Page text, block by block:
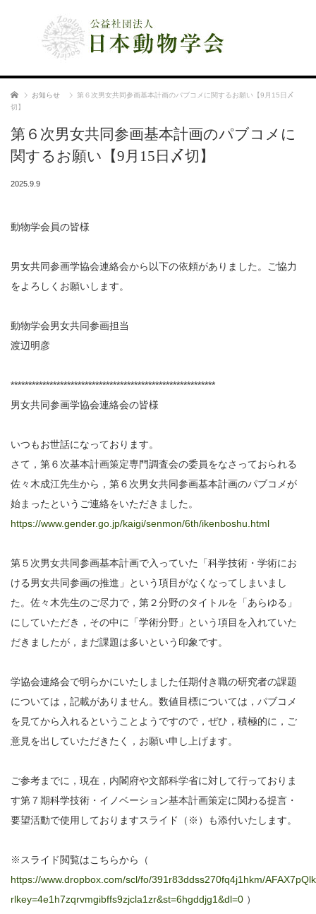
ホーム お知らせ
第６次男女共同参画基本計画のパブコメに関するお願い【9月15日〆
切】
第６次男女共同参画基本計画のパブコメに
関するお願い【9月15日〆切】
2025.9.9
動物学会員の皆様
男女共同参画学協会連絡会から以下の依頼がありました。ご協力
をよろしくお願いします。
動物学会男女共同参画担当
渡辺明彦
**********************************************************
男女共同参画学協会連絡会の皆様
いつもお世話になっております。
さて，第６次基本計画策定専門調査会の委員をなさっておられる
佐々木成江先生から，第６次男女共同参画基本計画のパブコメが
始まったというご連絡をいただきました。
https://www.gender.go.jp/kaigi/senmon/6th/ikenboshu.html
第５次男女共同参画基本計画で入っていた「科学技術・学術にお
ける男女共同参画の推進」という項目がなくなってしまいまし
た。佐々木先生のご尽力で，第２分野のタイトルを「あらゆる」
にしていただき，その中に「学術分野」という項目を入れていた
だきましたが，まだ課題は多いという印象です。
学協会連絡会で明らかにいたしました任期付き職の研究者の課題
については，記載がありません。数値目標については，パブコメ
を見てから入れるということようですので，ぜひ，積極的に，ご
意見を出していただきたく，お願い申し上げます。
ご参考までに，現在，内閣府や文部科学省に対して行っておりま
す第７期科学技術・イノベーション基本計画策定に関わる提言・
要望活動で使用しておりますスライド（※）も添付いたします。
※スライド閲覧はこちらから（
https://www.dropbox.com/scl/fo/391r83ddss270fq4j1hkm/
rlkey=4e1h7zqrvmgibffs9zjcla1zr&st=6hgddjg1&dl=0 ）